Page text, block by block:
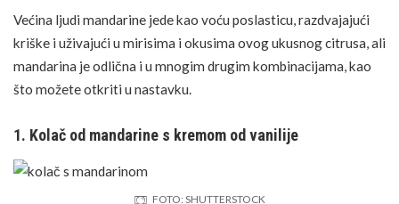
Većina ljudi mandarine jede kao voću poslasticu, razdvajajući
kriške i uživajući u mirisima i okusima ovog ukusnog citrusa, ali
mandarina je odlična i u mnogim drugim kombinacijama, kao
što možete otkriti u nastavku.
1. Kolač od mandarine s kremom od vanilije
FOTO: SHUTTERSTOCK